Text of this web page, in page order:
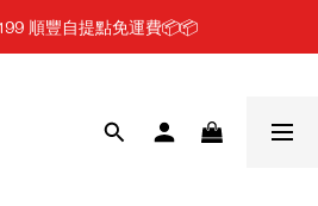
順豐自提點免運費📦📦
順豐自提點免運費📦📦
行轉帳付款, 即享2%折扣💵